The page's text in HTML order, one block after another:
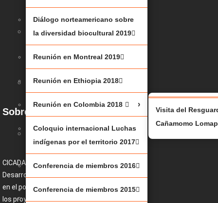
2025
MESA
RENDONDA
2025
JUSTICIA
BAJO
Diálogo norteamericano sobre
la diversidad biocultural 2019
Reunión en Montreal 2019
Reunión en Ethiopia 2018
Reunión en Colombia 2018
Visita del
Cañamomo
Coloquio internacional Luchas
indígenas por el territorio 2017
Conferencia de miembros 2016
Conferencia de miembros 2015
Sobre nosotros
CICADA (Centro para la Conservación y el
Desarrollo Alternativo Indígena) se enfoca
en el potencial conceptual y práctico de
los proyectos de vida colectiva de los